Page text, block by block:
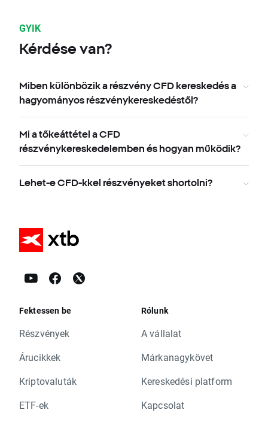
GYIK
Kérdése van?
Miben különbözik a részvény CFD kereskedés a
hagyományos részvénykereskedéstől?
Mi a tőkeáttétel a CFD
részvénykereskedelemben és hogyan működik?
Lehet-e CFD-kkel részvényeket shortolni?
Fektessen be
Részvények
Árucikkek
Kriptovaluták
ETF-ek
Rólunk
A vállalat
Márkanagykövet
Kereskedési platform
Kapcsolat